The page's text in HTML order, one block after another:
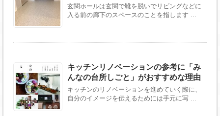
玄関ホールは玄関で靴を脱いでリビングなどに
入る前の廊下のスペースのことを指します ...
キッチンリノベーションの参考に「み
んなの台所しごと」がおすすめな理由
キッチンのリノベーションを進めていく際に、
自分のイメージを伝えるためには手元に写 ...